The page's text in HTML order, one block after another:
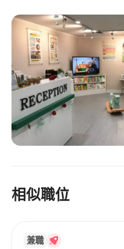
120萬以上，業務涵蓋
務、赴港就醫、基因
傳媒推廣等多個領域。
相似職位
兼職